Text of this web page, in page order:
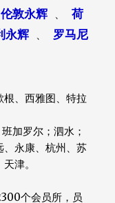
伦敦永辉
荷
永辉
罗马尼
、西雅图、特拉
加罗尔；泗水；
、永康、杭州、苏
津。
个会员所，员